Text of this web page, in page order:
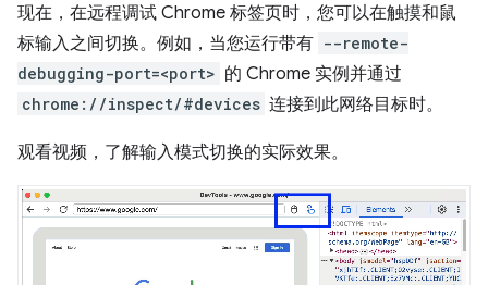
现在，在远程调试 Chrome 标签页时，您可以在触摸和鼠
标输入之间切换。例如，当您运行带有 --remote-
debugging-port=<port> 的 Chrome 实例并通过
chrome://inspect/#devices 连接到此网络目标时。
观看视频，了解输入模式切换的实际效果。